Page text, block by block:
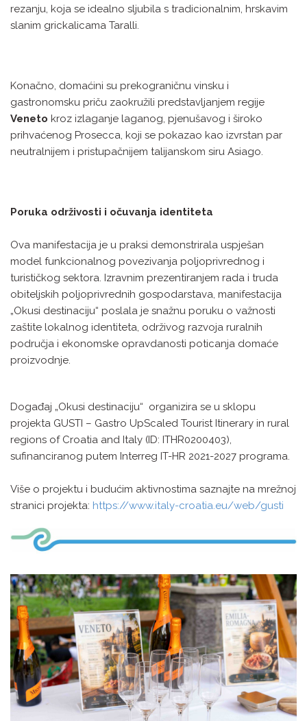
rezanju, koja se idealno sljubila s tradicionalnim, hrskavim
slanim grickalicama Taralli.
Konačno, domaćini su prekograničnu vinsku i
gastronomsku priču zaokružili predstavljanjem regije
Veneto kroz izlaganje laganog, pjenušavog i široko
prihvaćenog Prosecca, koji se pokazao kao izvrstan par
neutralnijem i pristupačnijem talijanskom siru Asiago.
Poruka održivosti i očuvanja identiteta
Ova manifestacija je u praksi demonstrirala uspješan
model funkcionalnog povezivanja poljoprivrednog i
turističkog sektora. Izravnim prezentiranjem rada i truda
obiteljskih poljoprivrednih gospodarstava, manifestacija
„Okusi destinaciju“ poslala je snažnu poruku o važnosti
zaštite lokalnog identiteta, održivog razvoja ruralnih
područja i ekonomske opravdanosti poticanja domaće
proizvodnje.
Događaj „Okusi destinaciju“ organizira se u sklopu
projekta GUSTI – Gastro UpScaled Tourist Itinerary in rural
regions of Croatia and Italy (ID: ITHR0200403),
sufinanciranog putem Interreg IT-HR 2021-2027 programa.
Više o projektu i budućim aktivnostima saznajte na mrežnoj
stranici projekta: https://www.italy-croatia.eu/web/gusti